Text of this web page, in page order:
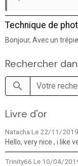
Technique de
Bonjour, Avec un
Rechercher
Livre d'or
Natacha Le 22/11/2019
Hello, very nice , i like
Trinity66 Le 10/04/